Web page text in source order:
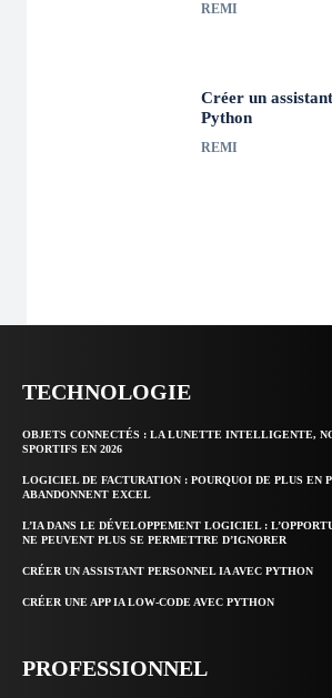
REMI
Créer un
Python
REMI
TECHNOLOGIE
OBJETS CONNECTÉS : LA LUNETTE INTELLIGENTE,
SPORTIFS EN 2026
LOGICIEL DE FACTURATION : POURQUOI DE PLUS EN
ABANDONNENT EXCEL
L’IA DANS LE DÉVELOPPEMENT LOGICIEL :
NE PEUVENT PLUS SE PERMETTRE D’IGNORER
CRÉER UN ASSISTANT PERSONNEL IA AVEC PYTHON
CRÉER UNE APP IA LOW-CODE AVEC PYTHON
PROFESSIONNEL